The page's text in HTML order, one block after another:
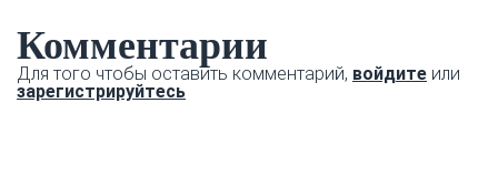
Комментарии
Для того чтобы оставить комментарий, войдите или
зарегистрируйтесь